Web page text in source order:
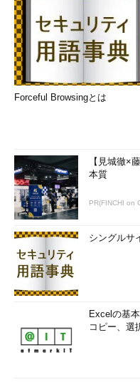
Forceful Browsingとは
【見城徹×
本質
PR(FINCHI on
シングルサ
Excelの基
コピー、選